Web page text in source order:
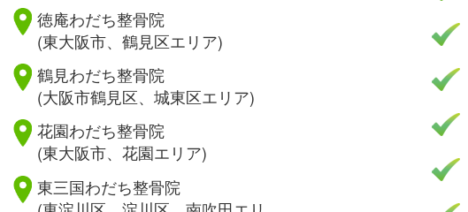
徳庵わだち整骨院
(東大阪市、鶴見区エリア)
鶴見わだち整骨院
(大阪市鶴見区、城東区エリア)
花園わだち整骨院
(東大阪市、花園エリア)
東三国わだち整骨院